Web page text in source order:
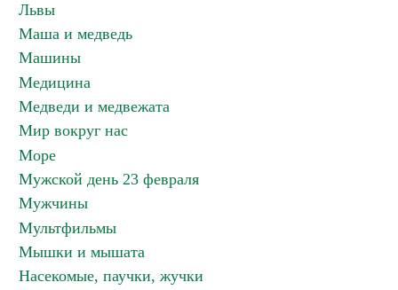
Львы
Маша и медведь
Машины
Медицина
Медведи и медвежата
Мир вокруг нас
Море
Мужской день 23 февраля
Мужчины
Мультфильмы
Мышки и мышата
Насекомые, паучки, жучки